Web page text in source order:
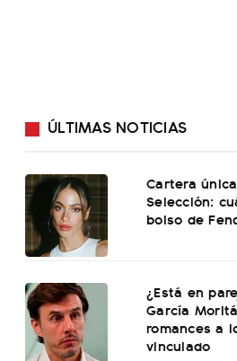
ÚLTIMAS NOTICIAS
Cartera
Selección:
bolso de
¿Está en
García
romances a
vinculado